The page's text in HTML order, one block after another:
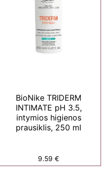
BioNike TRIDERM
INTIMATE pH 3.5,
intymios higienos
prausiklis, 250 ml
9.59 €